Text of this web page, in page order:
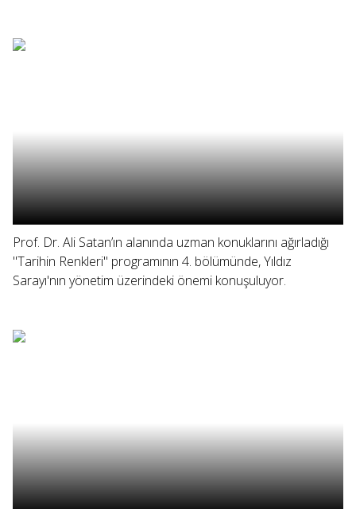
Prof. Dr. Ali Satan’ın alanında uzman konuklarını ağırladığı
"Tarihin Renkleri" programının 4. bölümünde, Yıldız
Sarayı'nın yönetim üzerindeki önemi konuşuluyor.